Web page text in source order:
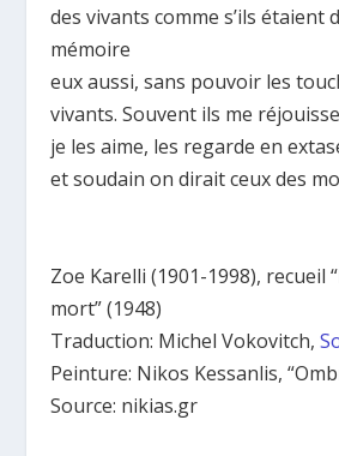
des vivants comme s’ils étaient
mémoire
eux aussi, sans pouvoir les
vivants. Souvent ils me
je les aime, les regarde en
et soudain on dirait ceux des
Zoe Karelli (1901-1998), recueil
mort” (1948)
Traduction: Michel Vokovitch,
Peinture: Nikos Kessanlis,
Source: nikias.gr